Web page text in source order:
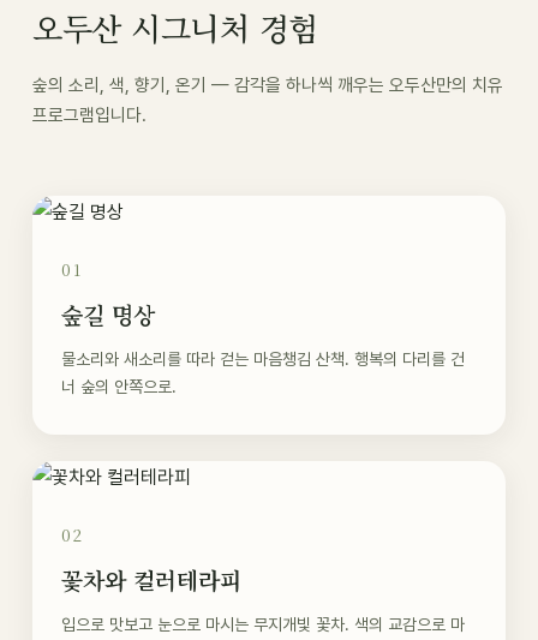
오두산 시그니처 경험
숲의 소리, 색, 향기, 온기 — 감각을 하나씩 깨우는 오두산만의 치유
프로그램입니다.
01
숲길 명상
물소리와 새소리를 따라 걷는 마음챙김 산책. 행복의 다리를 건
너 숲의 안쪽으로.
02
꽃차와 컬러테라피
입으로 맛보고 눈으로 마시는 무지개빛 꽃차. 색의 교감으로 마